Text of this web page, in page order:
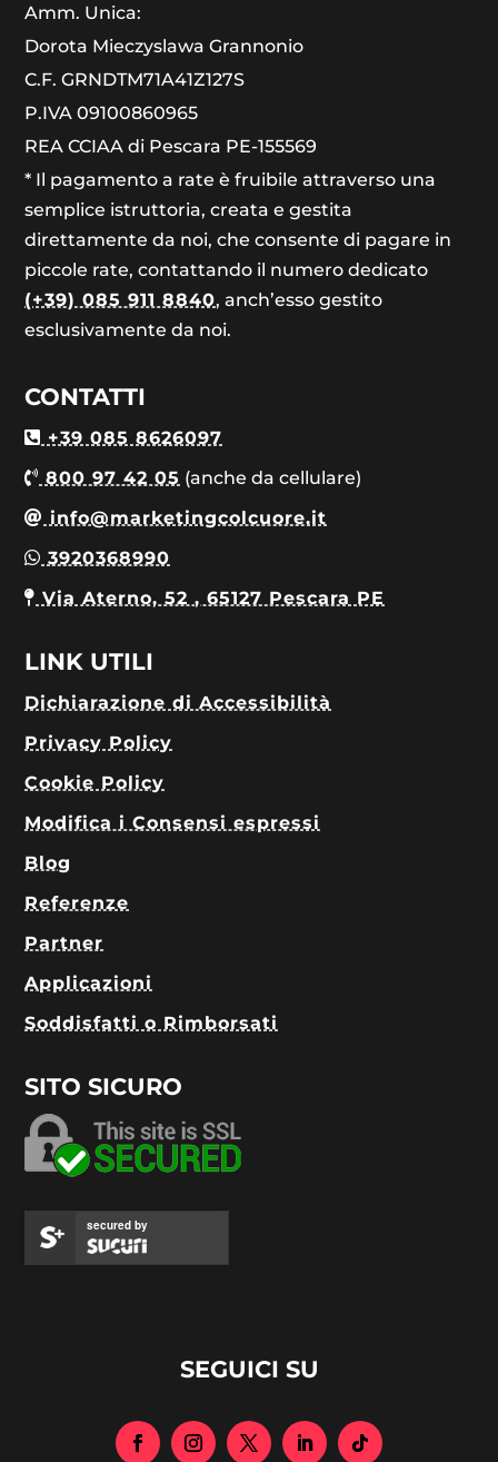
Amm. Unica:
Dorota Mieczyslawa Grannonio
C.F. GRNDTM71A41Z127S
P.IVA 09100860965
REA CCIAA di Pescara PE-155569
* Il pagamento a rate è fruibile attraverso una
semplice istruttoria, creata e gestita
direttamente da noi, che consente di pagare in
piccole rate, contattando il numero dedicato
(+39) 085 911 8840, anch’esso gestito
esclusivamente da noi.
CONTATTI
+39 085 8626097
800 97 42 05 (anche da cellulare)
info@marketingcolcuore.it
3920368990
Via Aterno, 52 , 65127 Pescara PE
LINK UTILI
Dichiarazione di Accessibilità
Privacy Policy
Cookie Policy
Modifica i Consensi espressi
Blog
Referenze
Partner
Applicazioni
Soddisfatti o Rimborsati
SITO SICURO
secured by
SEGUICI SU